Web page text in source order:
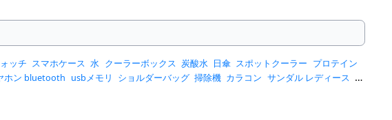
ッチ スマホケース 水 クーラーボックス 炭酸水 日傘 スポットクーラー プロテイン
ホン bluetooth usbメモリ ショルダーバッグ 掃除機 カラコン サンダル レディース ス